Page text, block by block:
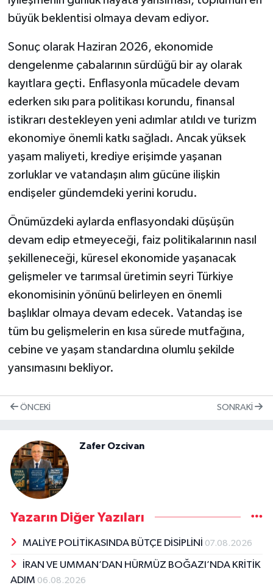
büyük beklentisi olmaya devam ediyor.
Sonuç olarak Haziran 2026, ekonomide
dengelenme çabalarının sürdüğü bir ay olarak
kayıtlara geçti. Enflasyonla mücadele devam
ederken sıkı para politikası korundu, finansal
istikrarı destekleyen yeni adımlar atıldı ve turizm
ekonomiye önemli katkı sağladı. Ancak yüksek
yaşam maliyeti, krediye erişimde yaşanan
zorluklar ve vatandaşın alım gücüne ilişkin
endişeler gündemdeki yerini korudu.
Önümüzdeki aylarda enflasyondaki düşüşün
devam edip etmeyeceği, faiz politikalarının nasıl
şekilleneceği, küresel ekonomide yaşanacak
gelişmeler ve tarımsal üretimin seyri Türkiye
ekonomisinin yönünü belirleyen en önemli
başlıklar olmaya devam edecek. Vatandaş ise
tüm bu gelişmelerin en kısa sürede mutfağına,
cebine ve yaşam standardına olumlu şekilde
yansımasını bekliyor.
ÖNCEKI SONRAKI
Zafer Ozcivan
Yazarın Diğer Yazıları
MALİYE POLİTİKASINDA BÜTÇE DİSİPLİNİ 07.08.2026
İRAN VE UMMAN’DAN HÜRMÜZ BOĞAZI’NDA KRİTİK
ADIM 06.08.2026